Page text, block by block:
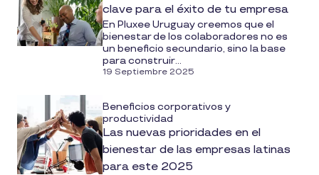
clave para el éxito de tu empresa
En Pluxee Uruguay creemos que el
bienestar de los colaboradores no es
un beneficio secundario, sino la base
para construir...
19 Septiembre 2025
Beneficios corporativos y
productividad
Las nuevas prioridades en el
bienestar de las empresas latinas
para este 2025